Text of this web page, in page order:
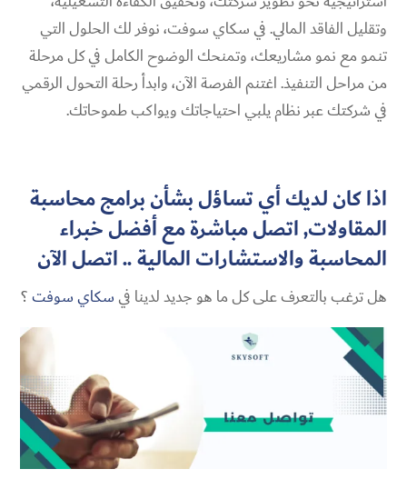
وتقليل الفاقد المالي. في سكاي سوفت، نوفر لك الحلول التي
تنمو مع نمو مشاريعك، وتمنحك الوضوح الكامل في كل مرحلة
من مراحل التنفيذ. اغتنم الفرصة الآن، وابدأ رحلة التحول الرقمي
في شركتك عبر نظام يلبي احتياجاتك ويواكب طموحاتك.
اذا كان لديك أي تساؤل بشأن برامج محاسبة
المقاولات, اتصل مباشرة مع أفضل خبراء
المحاسبة والاستشارات المالية ..اتصل الآن
هل ترغب بالتعرف على كل ما هو جديد لدينا فيسكاي سوفت؟